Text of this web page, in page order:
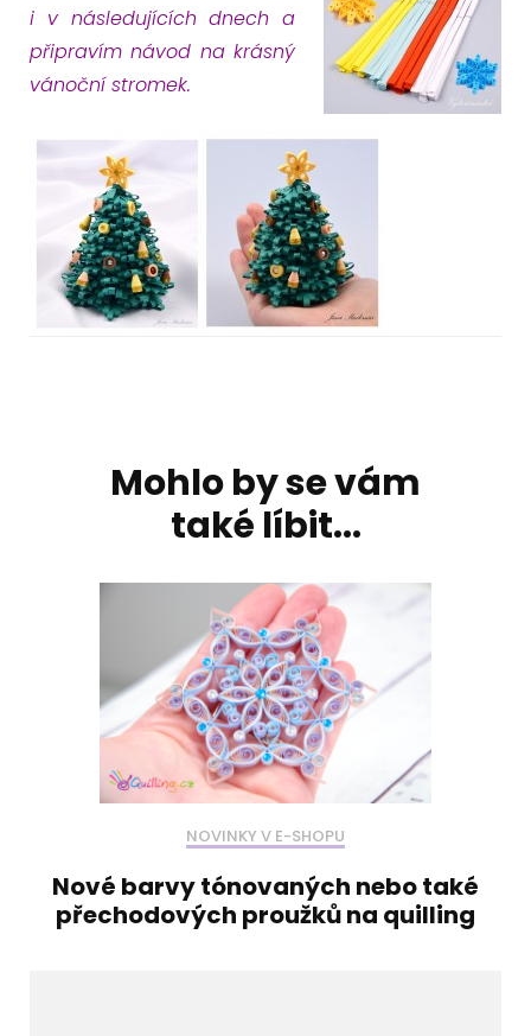
i v následujících dnech a
připravím návod na krásný
vánoční stromek.
Mohlo by se vám
také líbit...
NOVINKY V E-SHOPU
Nové barvy tónovaných nebo také
přechodových proužků na quilling